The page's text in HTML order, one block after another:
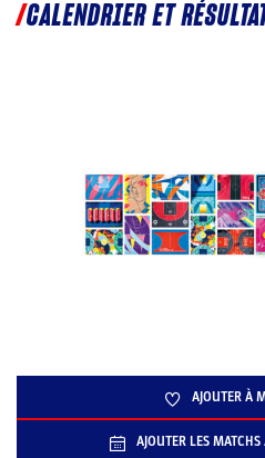
CALENDRIER ET
AJOUTER À
AJOUTER LES